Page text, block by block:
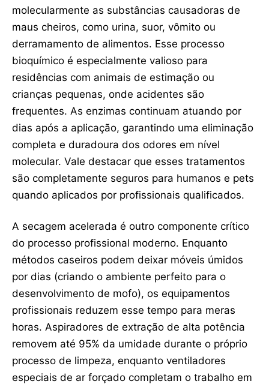
molecularmente as substâncias causadoras de
maus cheiros, como urina, suor, vômito ou
derramamento de alimentos. Esse processo
bioquímico é especialmente valioso para
residências com animais de estimação ou
crianças pequenas, onde acidentes são
frequentes. As enzimas continuam atuando por
dias após a aplicação, garantindo uma eliminação
completa e duradoura dos odores em nível
molecular. Vale destacar que esses tratamentos
são completamente seguros para humanos e pets
quando aplicados por profissionais qualificados.
A secagem acelerada é outro componente crítico
do processo profissional moderno. Enquanto
métodos caseiros podem deixar móveis úmidos
por dias (criando o ambiente perfeito para o
desenvolvimento de mofo), os equipamentos
profissionais reduzem esse tempo para meras
horas. Aspiradores de extração de alta potência
removem até 95% da umidade durante o próprio
processo de limpeza, enquanto ventiladores
especiais de ar forçado completam o trabalho em